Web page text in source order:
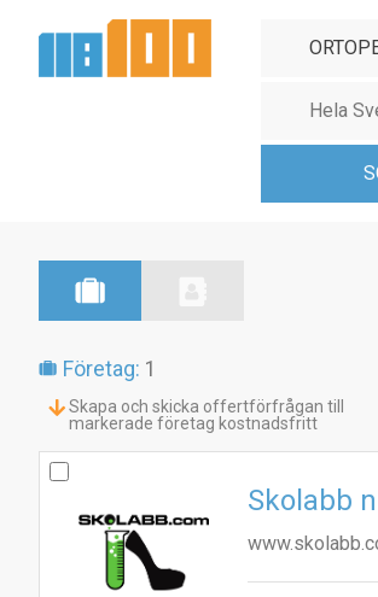
Företag: 1
Skapa och skicka offertförfrågan till
markerade företag kostnadsfritt
Skolabb